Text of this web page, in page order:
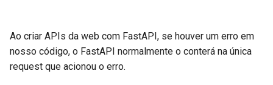
Ao criar APIs da web com FastAPI, se houver um erro em
nosso código, o FastAPI normalmente o conterá na única
request que acionou o erro. 🛡